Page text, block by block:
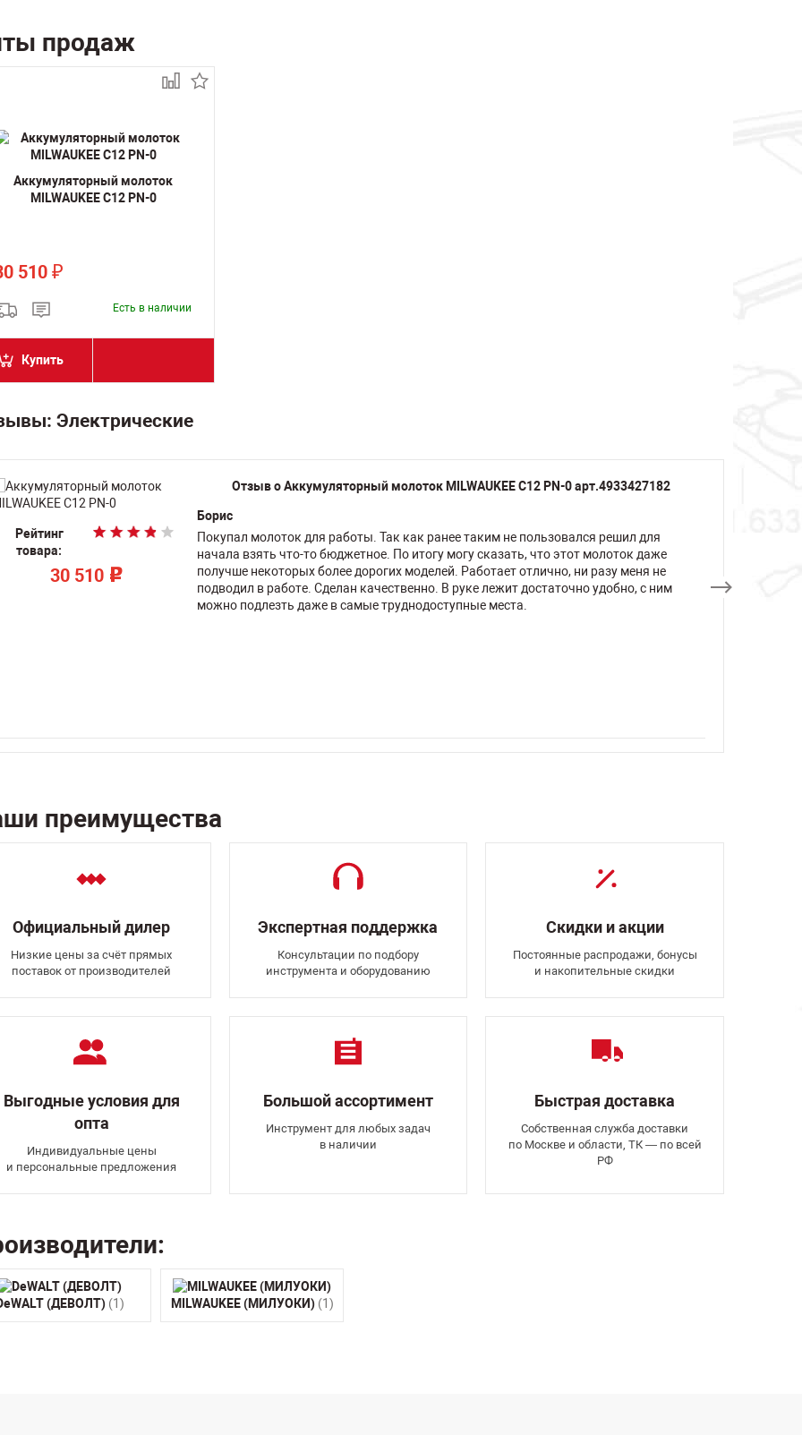
продаж
Аккумуляторный молоток
MILWAUKEE C12 PN-0
510 ₽
Есть в наличии
Купить
Электрические
Рейтинг
товара:
30 510 p
Отзыв о Аккумуляторный молоток MILWAUKEE C12 PN-0 арт.4933427182
Борис
Покупал молоток для работы. Так как ранее таким не пользовался решил для
начала взять что-то бюджетное. По итогу могу сказать, что этот молоток даже
получше некоторых более дорогих моделей. Работает отлично, ни разу меня не
подводил в работе. Сделан качественно. В руке лежит достаточно удобно, с ним
можно подлезть даже в самые труднодоступные места.
Рейтинг
товара:
30 510 p
Рейтинг
товара:
Рейтинг
товара:
Рейтинг
товара:
Рейтинг
товара:
Рейтинг
товара:
30 510 p
Рейтинг
товара:
Рейтинг
товара:
Рейтинг
товара:
преимущества
Официальный дилер
Низкие цены за счёт прямых
поставок от производителей
Экспертная поддержка
Консультации по подбору
инструмента и оборудованию
Скидки и акции
Постоянные распродажи, бонусы
и накопительные скидки
Выгодные условия для
опта
Индивидуальные цены
и персональные предложения
Большой ассортимент
Инструмент для любых задач
в наличии
Быстрая доставка
Собственная служба доставки
по Москве и области, ТК — по всей
РФ
(ДЕВОЛТ) (1) MILWAUKEE (МИЛУОКИ) (1)